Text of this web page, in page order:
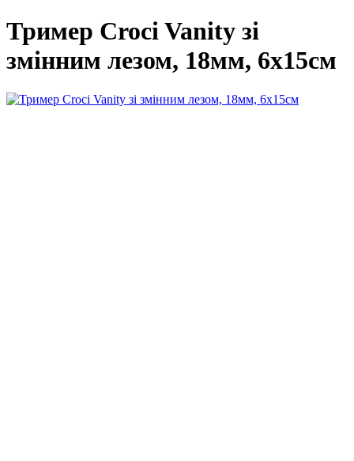
Тример Croci Vanity зі
змінним лезом, 18мм, 6х15см